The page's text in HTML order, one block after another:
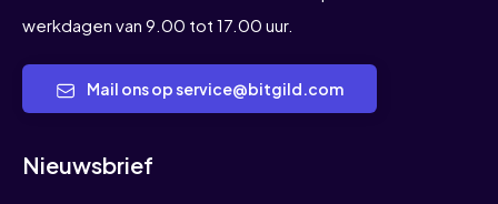
werkdagen van 9.00 tot 17.00 uur.
Mail ons op service@bitgild.com
Nieuwsbrief